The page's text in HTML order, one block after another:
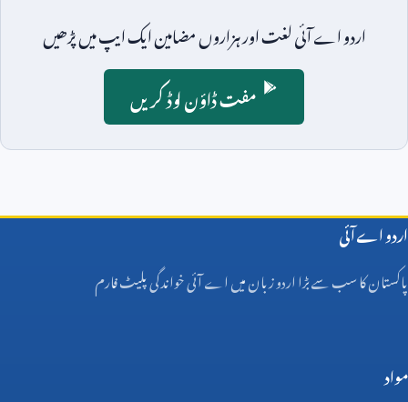
اردو اے آئی لغت اور ہزاروں مضامین ایک ایپ میں پڑھیں
مفت ڈاؤن لوڈ کریں
اردو اے آئی
پاکستان کا سب سے بڑا اردو زبان میں اے آئی خواندگی پلیٹ فارم
مواد